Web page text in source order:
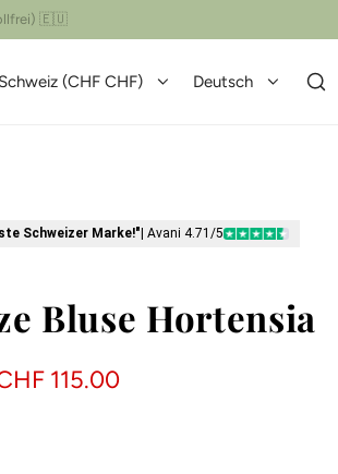
Schweiz (CHF CHF) Deutsch
Schweizer Marke!" | Avani 4.71/5
Bluse Hortensia
115.00